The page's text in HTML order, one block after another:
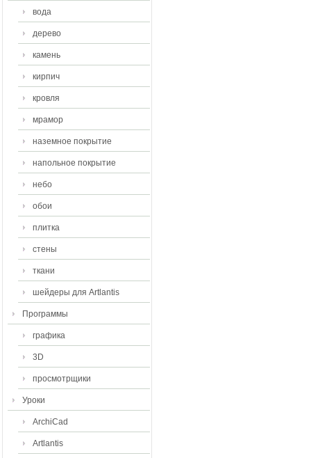
вода
дерево
камень
кирпич
кровля
мрамор
наземное покрытие
напольное покрытие
небо
обои
плитка
стены
ткани
шейдеры для Artlantis
Программы
графика
3D
просмотрщики
Уроки
ArchiCad
Artlantis